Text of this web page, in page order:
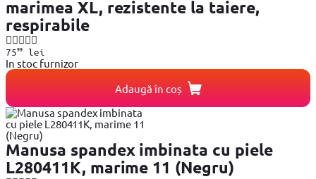
marimea XL, rezistente la taiere,
respirabile
7599lei
In stoc furnizor
Adaugă în coș
Manusa spandex imbinata cu piele
L280411K, marime 11 (Negru)